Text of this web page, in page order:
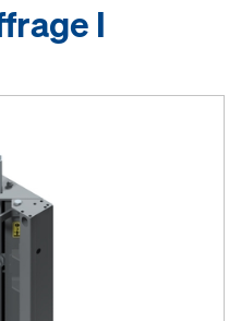
I